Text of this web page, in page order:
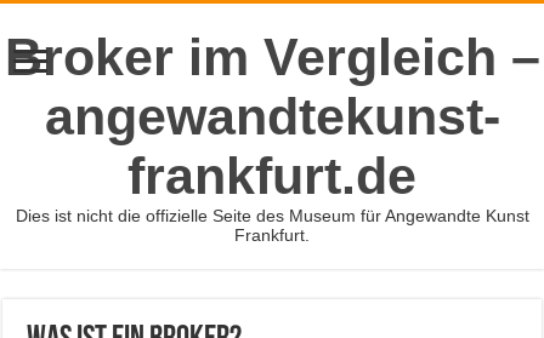
Broker im Vergleich –
angewandtekunst-
frankfurt.de
Dies ist nicht die offizielle Seite des Museum für Angewandte Kunst
Frankfurt.